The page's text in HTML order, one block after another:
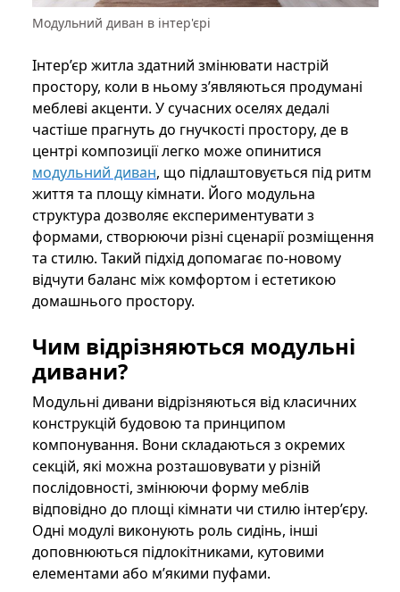
Модульний диван в інтер'єрі
Інтер’єр житла здатний змінювати настрій
простору, коли в ньому з’являються продумані
меблеві акценти. У сучасних оселях дедалі
частіше прагнуть до гнучкості простору, де в
центрі композиції легко може опинитися
модульний диван, що підлаштовується під ритм
життя та площу кімнати. Його модульна
структура дозволяє експериментувати з
формами, створюючи різні сценарії розміщення
та стилю. Такий підхід допомагає по-новому
відчути баланс між комфортом і естетикою
домашнього простору.
Чим відрізняються модульні
дивани?
Модульні дивани відрізняються від класичних
конструкцій будовою та принципом
компонування. Вони складаються з окремих
секцій, які можна розташовувати у різній
послідовності, змінюючи форму меблів
відповідно до площі кімнати чи стилю інтер’єру.
Одні модулі виконують роль сидінь, інші
доповнюються підлокітниками, кутовими
елементами або м’якими пуфами.